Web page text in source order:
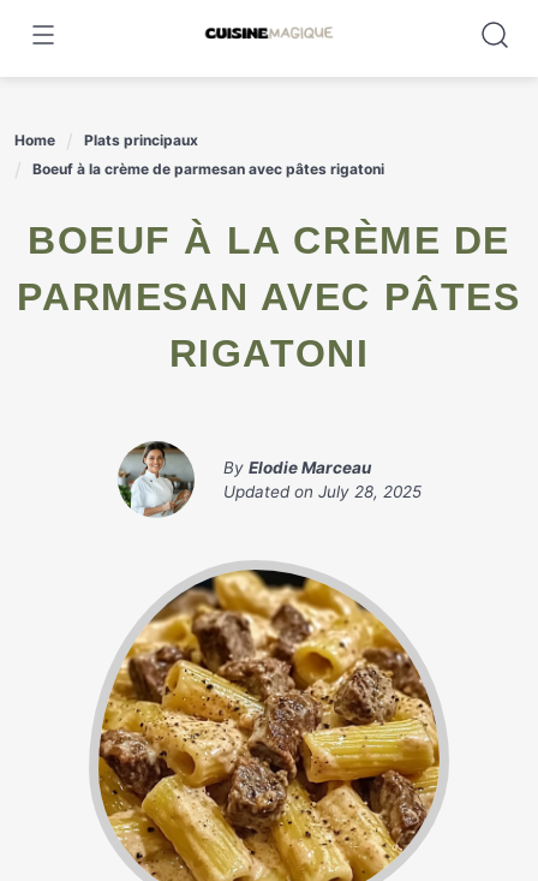
content
Home
Plats principaux
Boeuf à la crème de parmesan avec pâtes rigatoni
BOEUF À LA CRÈME DE
PARMESAN AVEC PÂTES
RIGATONI
By Elodie Marceau
Updated on July 28, 2025